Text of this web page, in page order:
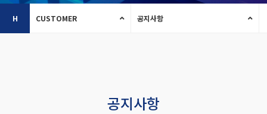
H CUSTOMER 공지사항
공지사항